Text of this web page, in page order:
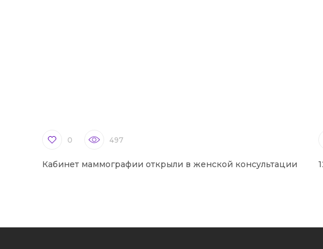
0 497
Кабинет маммографии открыли в женской консультации